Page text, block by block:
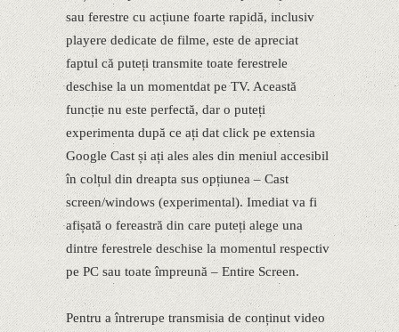
sau ferestre cu acțiune foarte rapidă, inclusiv
playere dedicate de filme, este de apreciat
faptul că puteți transmite toate ferestrele
deschise la un momentdat pe TV. Această
funcție nu este perfectă, dar o puteți
experimenta după ce ați dat click pe extensia
Google Cast și ați ales ales din meniul accesibil
în colțul din dreapta sus opțiunea – Cast
screen/windows (experimental). Imediat va fi
afișată o fereastră din care puteți alege una
dintre ferestrele deschise la momentul respectiv
pe PC sau toate împreună – Entire Screen.
Pentru a întrerupe transmisia de conținut video